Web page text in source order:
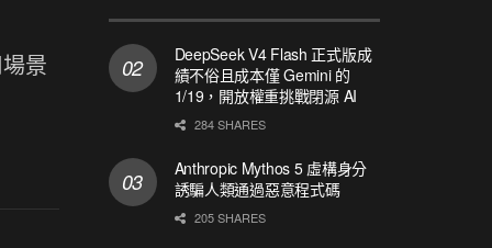
景
DeepSeek V4 Flash 正式版成
績不俗且成本僅 Gemini 的
1/19，開放權重挑戰閉源 AI
284 SHARES
Anthropic Mythos 5 虛構身分
誘騙人類通過惡意程式碼
205 SHARES